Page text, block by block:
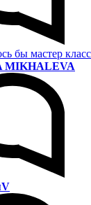
бы мастер
MIKHALEVA